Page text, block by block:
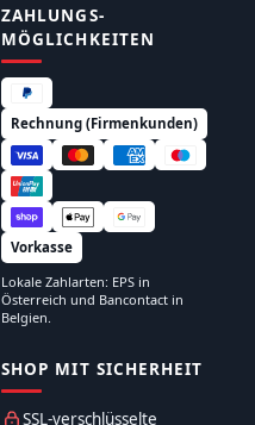
ZAHLUNGS­
MÖGLICHKEITEN
Rechnung (Firmenkunden)
Vorkasse
Lokale Zahlarten: EPS in
Österreich und Bancontact in
Belgien.
SHOP MIT SICHERHEIT
SSL-verschlüsselte